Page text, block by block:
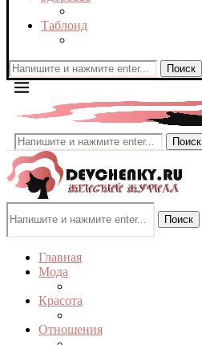
Таблоид
Поиск
Поиск
Поиск
Главная
Мода
Красота
Отношения